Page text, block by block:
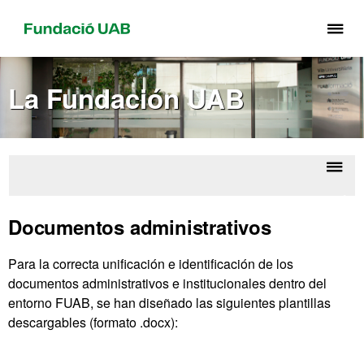
el
La Fundación UAB
Documentos administrativos
Para la correcta unificación e identificación de los
documentos administrativos e institucionales dentro del
entorno FUAB, se han diseñado las siguientes plantillas
descargables (formato .docx):